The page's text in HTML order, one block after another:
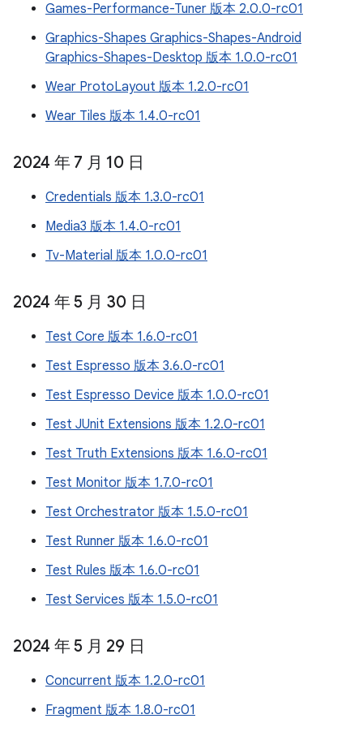
Games-Performance-Tuner 版本 2.0.0-rc01
Graphics-Shapes Graphics-Shapes-Android
Graphics-Shapes-Desktop 版本 1.0.0-rc01
Wear ProtoLayout 版本 1.2.0-rc01
Wear Tiles 版本 1.4.0-rc01
2024 年 7 月 10 日
Credentials 版本 1.3.0-rc01
Media3 版本 1.4.0-rc01
Tv-Material 版本 1.0.0-rc01
2024 年 5 月 30 日
Test Core 版本 1.6.0-rc01
Test Espresso 版本 3.6.0-rc01
Test Espresso Device 版本 1.0.0-rc01
Test JUnit Extensions 版本 1.2.0-rc01
Test Truth Extensions 版本 1.6.0-rc01
Test Monitor 版本 1.7.0-rc01
Test Orchestrator 版本 1.5.0-rc01
Test Runner 版本 1.6.0-rc01
Test Rules 版本 1.6.0-rc01
Test Services 版本 1.5.0-rc01
2024 年 5 月 29 日
Concurrent 版本 1.2.0-rc01
Fragment 版本 1.8.0-rc01